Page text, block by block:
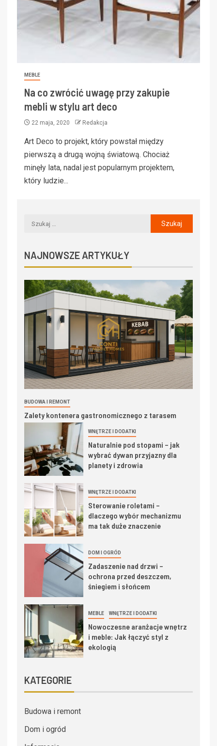
MEBLE
Na co zwrócić uwagę przy zakupie
mebli w stylu art deco
22 maja, 2020 Redakcja
Art Deco to projekt, który powstał między
pierwszą a drugą wojną światową. Chociaż
minęły lata, nadal jest popularnym projektem,
który ludzie...
NAJNOWSZE ARTYKUŁY
BUDOWA I REMONT
Zalety kontenera gastronomicznego z tarasem
WNĘTRZE I DODATKI
Naturalnie pod stopami – jak
wybrać dywan przyjazny dla
planety i zdrowia
WNĘTRZE I DODATKI
Sterowanie roletami –
dlaczego wybór mechanizmu
ma tak duże znaczenie
DOM I OGRÓD
Zadaszenie nad drzwi –
ochrona przed deszczem,
śniegiem i słońcem
MEBLE WNĘTRZE I DODATKI
Nowoczesne aranżacje wnętrz
i meble: Jak łączyć styl z
ekologią
KATEGORIE
Budowa i remont
Dom i ogród